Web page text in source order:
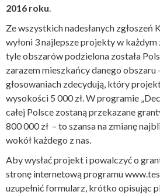
2016 roku
Ze wszystkich nadesłanych zgłoszeń
wyłoni 3 najlepsze projekty w każdym
tyle obszarów podzielona została
zarazem mieszkańcy danego
głosowaniach zdecydują, który
wysokości 5 000 zł. W programie
całej Polsce zostaną przekazane
800 000 zł – to szansa na zmianę
wokół każdego z nas.
Aby wysłać projekt i powalczyć o
stronę internetową programu
uzupełnić formularz, krótko opisując